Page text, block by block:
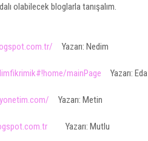
olabilecek bloglarla tanışalım.
Yazarı: Nedim
mainPage Yazarı: Eda
Yazarı: Metin
Yazarı: Mutlu